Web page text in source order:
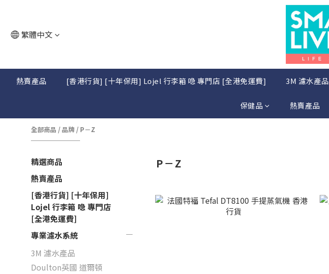
繁體中文
熱賣產品 [香港行貨] [十年保用] Lojel 行李箱 喼 專門店 [全港免運費] 3M 濾水產品
保健品 熱賣產品
全部商品 /品牌 / P－Z
精選商品
熱賣產品
[香港行貨] [十年保用]
Lojel 行李箱 喼 專門店
[全港免運費]
專業濾水系統
3M 濾水產品
Doulton英國 道爾頓
P－Z